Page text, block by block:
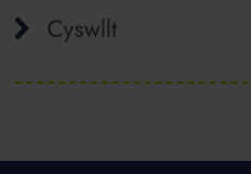
Cyswllt